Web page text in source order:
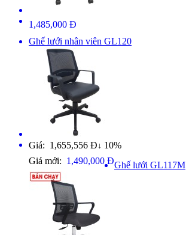
1,485,000 Đ
Ghế lưới nhân viên GL120
Giá: 1,655,556 Đ ↓ 10%
Giá mới: 1,490,000 ĐGhế lưới GL117M